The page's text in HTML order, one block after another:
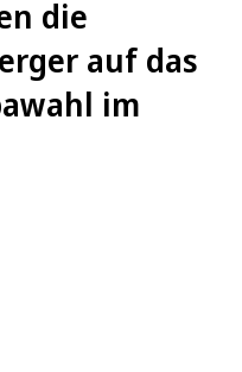
die
auf das
im